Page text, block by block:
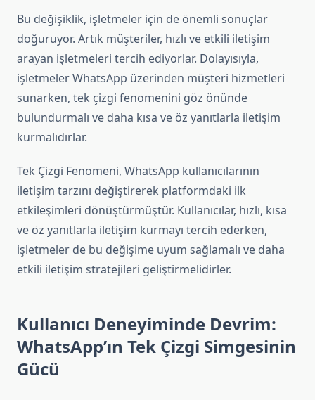
Bu değişiklik, işletmeler için de önemli sonuçlar
doğuruyor. Artık müşteriler, hızlı ve etkili iletişim
arayan işletmeleri tercih ediyorlar. Dolayısıyla,
işletmeler WhatsApp üzerinden müşteri hizmetleri
sunarken, tek çizgi fenomenini göz önünde
bulundurmalı ve daha kısa ve öz yanıtlarla iletişim
kurmalıdırlar.
Tek Çizgi Fenomeni, WhatsApp kullanıcılarının
iletişim tarzını değiştirerek platformdaki ilk
etkileşimleri dönüştürmüştür. Kullanıcılar, hızlı, kısa
ve öz yanıtlarla iletişim kurmayı tercih ederken,
işletmeler de bu değişime uyum sağlamalı ve daha
etkili iletişim stratejileri geliştirmelidirler.
Kullanıcı Deneyiminde Devrim:
WhatsApp’ın Tek Çizgi Simgesinin
Gücü